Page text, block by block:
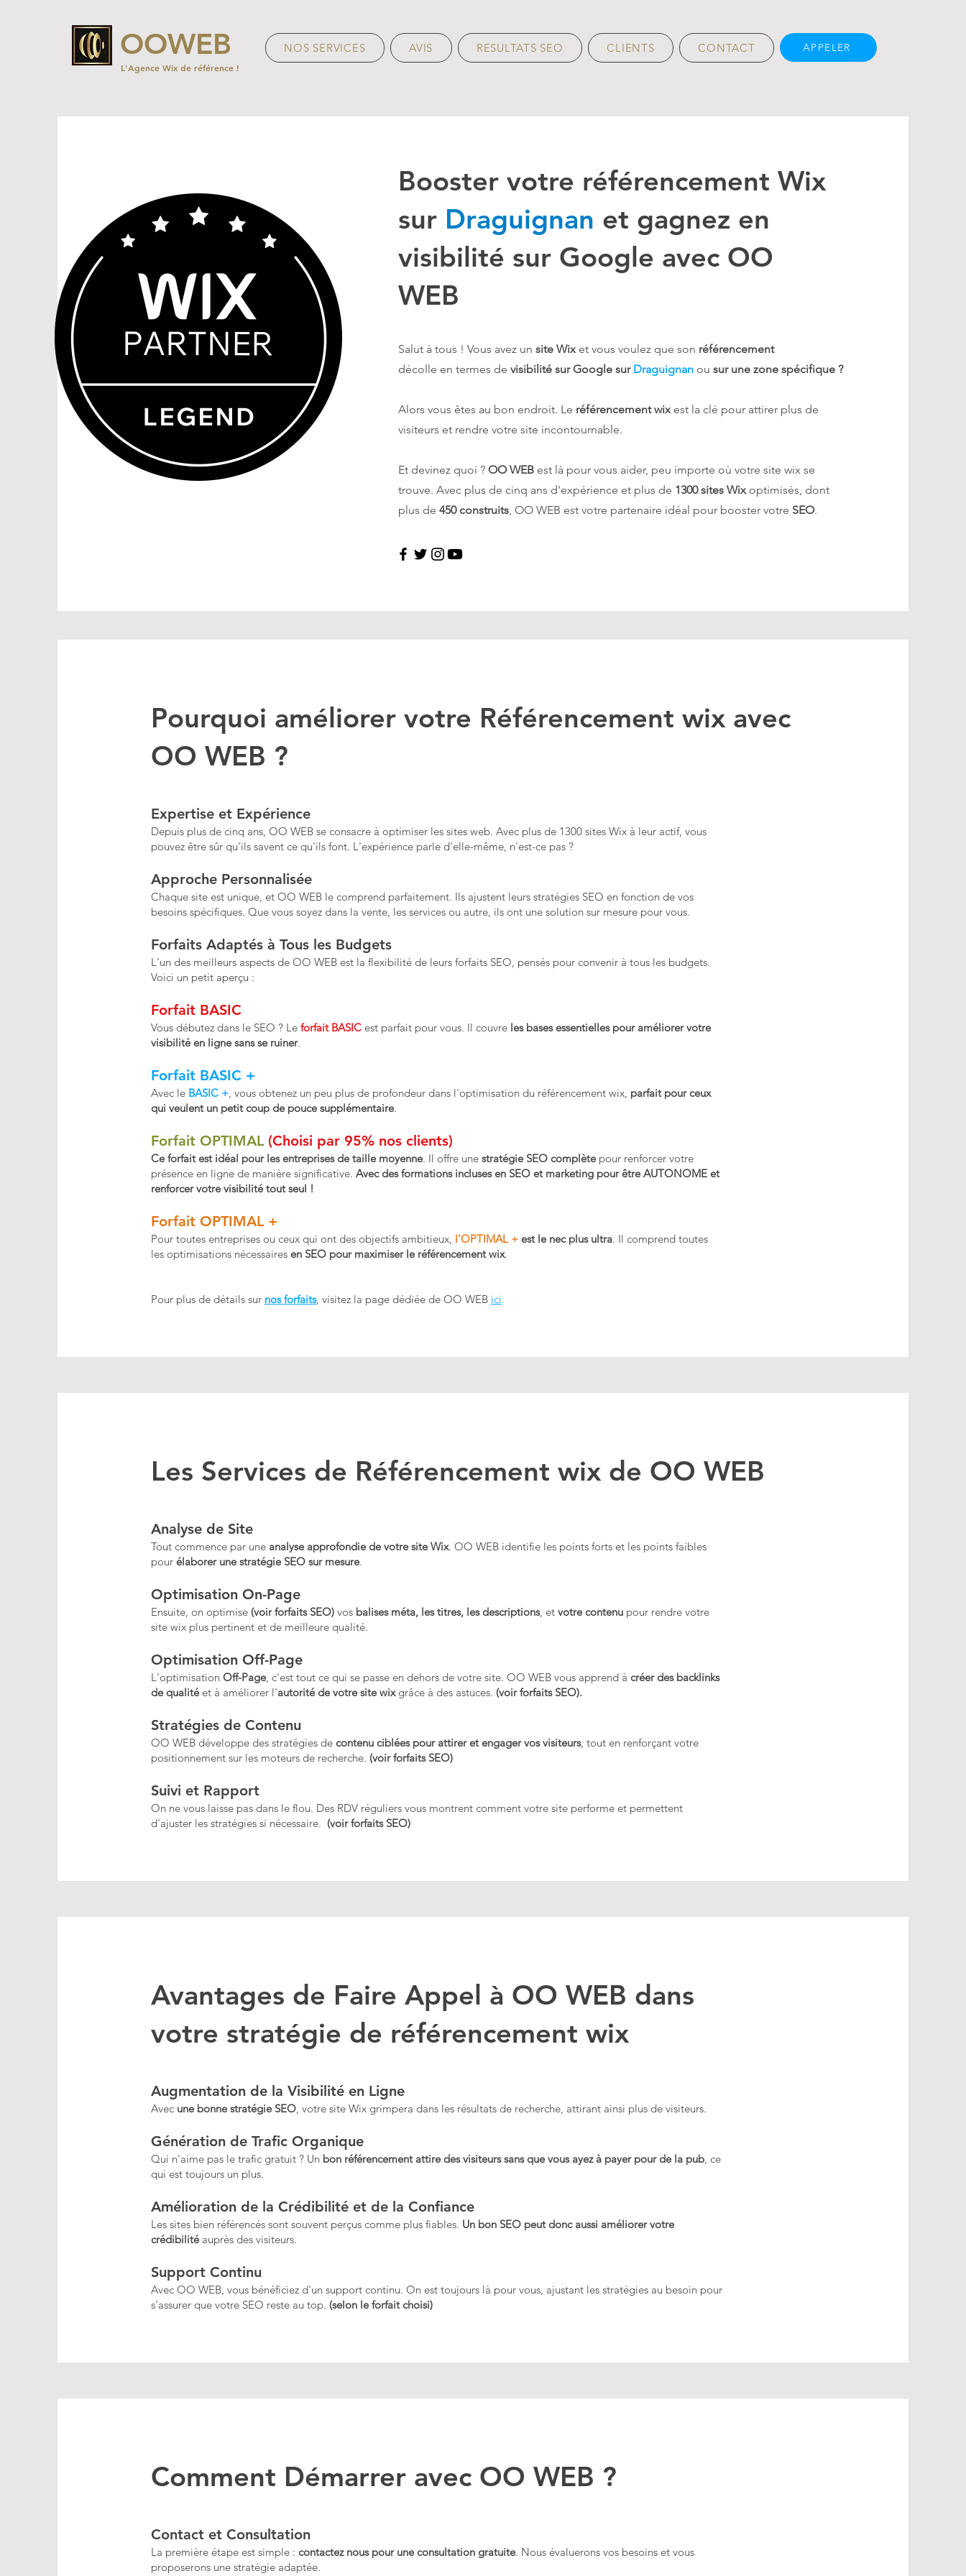
OOWEB
L'Agence Wix de référence !
NOS SERVICES AVIS RESULTATS SEO CLIENTS CONTACT APPELER
Booster votre référencement Wix
sur Draguignan et gagnez en
visibilité sur Google avec OO
WEB
Salut à tous ! Vous avez un site Wixet vous voulez que son référencement
décolle en termes de visibilité sur Google sur Draguignanou sur une zone spécifique ?
Alors vous êtes au bon endroit. Le référencement wixest la clé pour attirer plus de
visiteurs et rendre votre site incontournable.
Et devinez quoi ? OO WEBest là pour vous aider, peu importe où votre site wix se
trouve. Avec plus de cinq ans d'expérience et plus de 1300 sites Wixoptimisés, dont
plus de 450 construits, OO WEB est votre partenaire idéal pour booster votre SEO.
Pourquoi améliorer votre Référencement wix avec
OO WEB ?
Expertise et Expérience
Depuis plus de cinq ans, OO WEB se consacre à optimiser les sites web. Avec plus de 1300 sites Wix à leur actif, vous
pouvez être sûr qu'ils savent ce qu'ils font. L'expérience parle d'elle-même, n'est-ce pas ?
Approche Personnalisée
Chaque site est unique, et OO WEB le comprend parfaitement. Ils ajustent leurs stratégies SEO en fonction de vos
besoins spécifiques. Que vous soyez dans la vente, les services ou autre, ils ont une solution sur mesure pour vous.
Forfaits Adaptés à Tous les Budgets
L'un des meilleurs aspects de OO WEB est la flexibilité de leurs forfaits SEO, pensés pour convenir à tous les budgets.
Voici un petit aperçu :
Forfait BASIC
Vous débutez dans le SEO ? Le forfait BASIC est parfait pour vous. Il couvre les bases essentielles pour améliorer votre
visibilité en ligne sans se ruiner.
Forfait BASIC +
Avec le BASIC +, vous obtenez un peu plus de profondeur dans l'optimisation du référencement wix, parfait pour ceux
qui veulent un petit coup de pouce supplémentaire.
Forfait OPTIMAL (Choisi par 95% nos clients)
Ce forfait est idéal pour les entreprises de taille moyenne. Il offre une stratégie SEO complètepour renforcer votre
présence en ligne de manière significative. Avec des formations incluses en SEO et marketing pour être AUTONOME et
renforcer votre visibilité tout seul !
Forfait OPTIMAL +
Pour toutes entreprises ou ceux qui ont des objectifs ambitieux, l'OPTIMAL + est le nec plus ultra. Il comprend toutes
les optimisations nécessaires en SEO pour maximiser le référencement wix.
Pour plus de détails sur nos forfaits, visitez la page dédiée de OO WEB ici.
Les Services de Référencement wix de OO WEB
Analyse de Site
Tout commence par une analyse approfondie de votre site Wix. OO WEB identifie les points forts et les points faibles
pour élaborer une stratégie SEO sur mesure.
Optimisation On-Page
Ensuite, on optimise (voir forfaits SEO) vos balises méta, les titres, les descriptions, et votre contenu pour rendre votre
site wix plus pertinent et de meilleure qualité.
Optimisation Off-Page
L'optimisation Off-Page, c'est tout ce qui se passe en dehors de votre site. OO WEB vous apprend à créer des backlinks
de qualitéet à améliorer l'autorité de votre site wixgrâce à des astuces. (voir forfaits SEO).
Stratégies de Contenu
OO WEB développe des stratégies de contenu ciblées pour attirer et engager vos visiteurs, tout en renforçant votre
positionnement sur les moteurs de recherche. (voir forfaits SEO)
Suivi et Rapport
On ne vous laisse pas dans le flou. Des RDV réguliers vous montrent comment votre site performe et permettent
d'ajuster les stratégies si nécessaire. (voir forfaits SEO)
Avantages de Faire Appel à OO WEB dans
votre stratégie de référencement wix
Augmentation de la Visibilité en Ligne
Avec une bonne stratégie SEO, votre site Wix grimpera dans les résultats de recherche, attirant ainsi plus de visiteurs.
Génération de Trafic Organique
Qui n'aime pas le trafic gratuit ? Un bon référencement attire des visiteurs sans que vous ayez à payer pour de la pub, ce
qui est toujours un plus.
Amélioration de la Crédibilité et de la Confiance
Les sites bien référencés sont souvent perçus comme plus fiables. Un bon SEO peut donc aussi améliorer votre
crédibilitéauprès des visiteurs.
Support Continu
Avec OO WEB, vous bénéficiez d'un support continu. On est toujours là pour vous, ajustant les stratégies au besoin pour
s'assurer que votre SEO reste au top. (selon le forfait choisi)
Comment Démarrer avec OO WEB ?
Contact et Consultation
La première étape est simple : contactez nous pour une consultation gratuite. Nous évaluerons vos besoins et vous
proposerons une stratégie adaptée.